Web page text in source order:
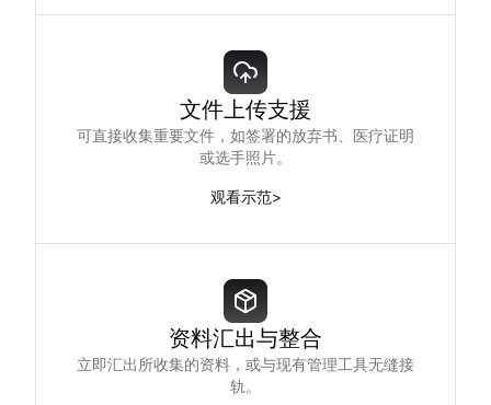
文件上传支援
可直接收集重要文件，如签署的放弃书、医疗证明
或选手照片。
观看示范>
资料汇出与整合
立即汇出所收集的资料，或与现有管理工具无缝接
轨。